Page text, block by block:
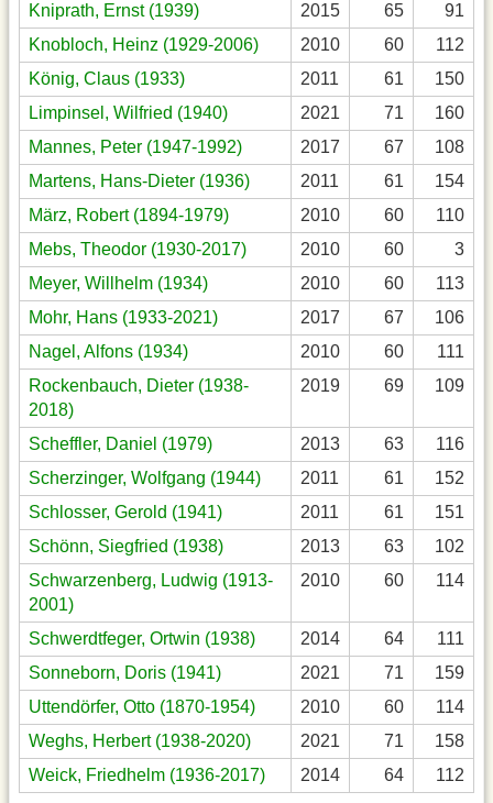
Kniprath, Ernst (1939)
2015 65
91
Knobloch, Heinz (1929-2006)
2010 60
112
König, Claus (1933)
2011 61
150
Limpinsel, Wilfried (1940)
2021 71
160
Mannes, Peter (1947-1992)
2017 67
108
Martens, Hans-Dieter (1936)
2011 61
154
März, Robert (1894-1979)
2010 60
110
Mebs, Theodor (1930-2017)
2010 60
3
Meyer, Willhelm (1934)
2010 60
113
Mohr, Hans (1933-2021)
2017 67
106
Nagel, Alfons (1934)
2010 60
111
Rockenbauch, Dieter (1938-
2018)
2019 69 109
Scheffler, Daniel (1979) 2013 63
116
Scherzinger, Wolfgang (1944)
2011 61
152
Schlosser, Gerold (1941)
2011 61
151
Schönn, Siegfried (1938)
2013 63
102
Schwarzenberg, Ludwig (1913-
2001)
2010 60 114
Schwerdtfeger, Ortwin (1938) 2014 64
111
Sonneborn, Doris (1941)
2021 71
159
Uttendörfer, Otto (1870-1954)
2010 60
114
Weghs, Herbert (1938-2020)
2021 71
158
Weick, Friedhelm (1936-2017)
2014 64 112